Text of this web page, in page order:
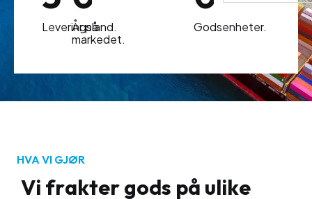
Leveringsland.
År på
markedet.
Godsenheter.
HVA VI GJØR
Vi fraktergods på ulike